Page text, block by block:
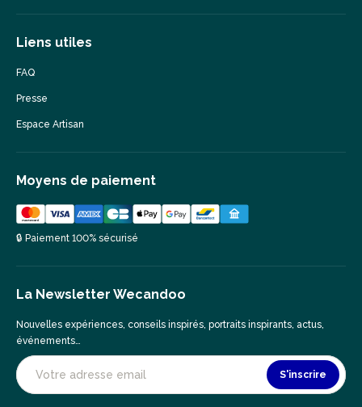
Liens utiles
FAQ
Presse
Espace Artisan
Moyens de paiement
🔒 Paiement 100% sécurisé
La Newsletter Wecandoo
Nouvelles expériences, conseils inspirés, portraits inspirants, actus,
événements…
S'inscrire